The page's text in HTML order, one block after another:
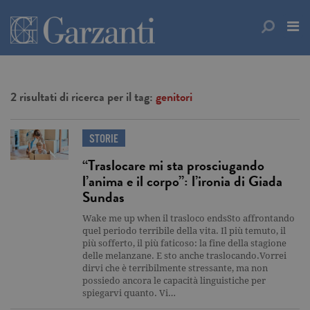
2 risultati di ricerca per il tag:genitori
STORIE
“Traslocare mi sta prosciugando
l’anima e il corpo”: l’ironia di Giada
Sundas
Wake me up when il trasloco endsSto affrontando
quel periodo terribile della vita. Il più temuto, il
più sofferto, il più faticoso: la fine della stagione
delle melanzane. E sto anche traslocando.Vorrei
dirvi che è terribilmente stressante, ma non
possiedo ancora le capacità linguistiche per
spiegarvi quanto. Vi…